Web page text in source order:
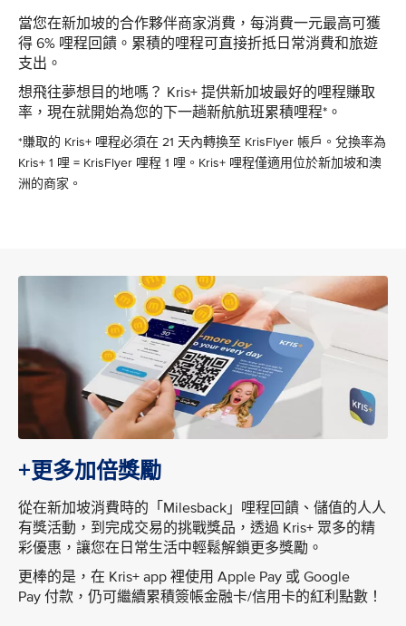
當您在新加坡的合作夥伴商家消費，每消費一元最高可獲
得 6% 哩程回饋。累積的哩程可直接折抵日常消費和旅遊
支出。
想飛往夢想目的地嗎？ Kris+ 提供新加坡最好的哩程賺取
率，現在就開始為您的下一趟新航航班累積哩程*。
*賺取的 Kris+ 哩程必須在 21 天內轉換至 KrisFlyer 帳戶。兌換率為
Kris+ 1 哩 = KrisFlyer 哩程 1 哩。Kris+ 哩程僅適用位於新加坡和澳
洲的商家。
+更多加倍獎勵
從在新加坡消費時的「Milesback」哩程回饋、儲值的人人
有獎活動，到完成交易的挑戰獎品，透過 Kris+ 眾多的精
彩優惠，讓您在日常生活中輕鬆解鎖更多獎勵。
更棒的是，在 Kris+ app 裡使用 Apple Pay 或 Google
Pay 付款，仍可繼續累積簽帳金融卡/信用卡的紅利點數！